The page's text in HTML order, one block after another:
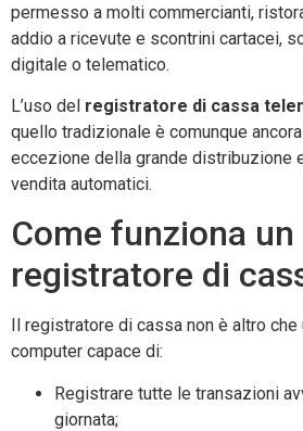
permesso a molti commercianti,
addio a ricevute e scontrini cartacei,
digitale o telematico.
L’uso del registratore di cassa
quello tradizionale è comunque
eccezione della grande distribuzione
vendita automatici.
Come funziona un
registratore di
Il registratore di cassa non è altro
computer capace di:
Registrare tutte le transazioni
giornata;